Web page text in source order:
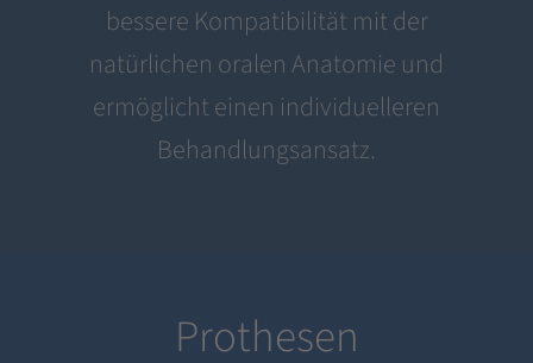
bessere Kompatibilität mit der
natürlichen oralen Anatomie und
ermöglicht einen individuelleren
Behandlungsansatz.
Prothesen